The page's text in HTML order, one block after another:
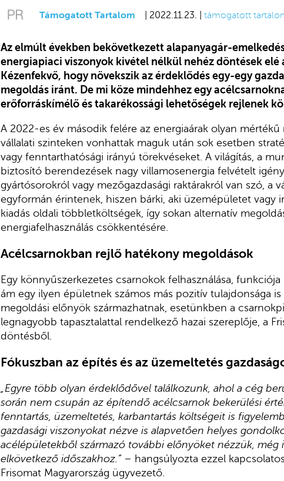
Támogatott Tartalom | 2022.11.23. | támogatott
Az elmúlt években bekövetkezett alapanyagár-
energiapiaci viszonyok kivétel nélkül nehéz döntések
Kézenfekvő, hogy növekszik az érdeklődés egy-egy
megoldás iránt. De mi köze mindehhez egy
erőforráskímélő és takarékossági lehetőségek rejlenek
A 2022-es év második felére az energiaárak olyan
vállalati szinteken vonhattak maguk után sok esetben
vagy fenntarthatósági irányú törekvéseket. A világítás, a
biztosító berendezések nagy villamosenergia felvételt
gyártósorokról vagy mezőgazdasági raktárakról van szó, a
egyformán érintenek, hiszen bárki, aki üzemépületet vagy
kiadás oldali többletköltségek, így sokan alternatív
energiafelhasználás csökkentésére.
Acélcsarnokban rejlő hatékony megoldások
Egy könnyűszerkezetes csarnokok felhasználása,
ám egy ilyen épületnek számos más pozitív tulajdonsága
megoldási előnyök származhatnak, esetünkben a
legnagyobb tapasztalattal rendelkező hazai szereplője, a
döntésből.
Fókuszban az építés és az üzemeltetés
„Egyre több olyan érdeklődővel találkozunk, ahol a cég
során nem csupán az építendő acélcsarnok bekerülési
fenntartás, üzemeltetés, karbantartás költségeit is
gazdasági viszonyokat nézve is alapvetően helyes
acélépületekből származó további előnyöket nézzük, még
elkövetkező időszakhoz.” – hangsúlyozta ezzel
Frisomat Magyarország ügyvezető.